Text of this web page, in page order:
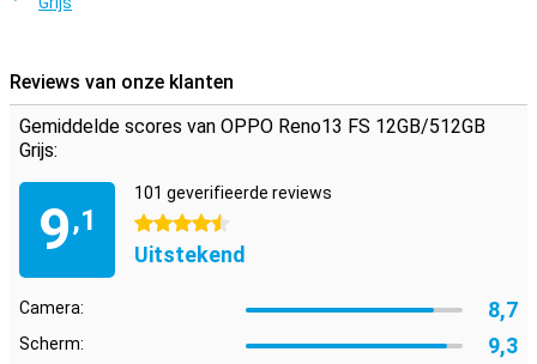
energiebesparende functies wordt het verbruik efficiënt beheerd.
Zo haal je altijd het maximale uit je batterij, of je nu veel streamt,
gamet of werkt op je telefoon.
Reviews van onze klanten
Gemiddelde scores van OPPO Reno13 FS 12GB/512GB
Grijs:
9,1
101 geverifieerde reviews
4.5 sterren
Uitstekend
Camera: 8,7
Scherm: 9,3